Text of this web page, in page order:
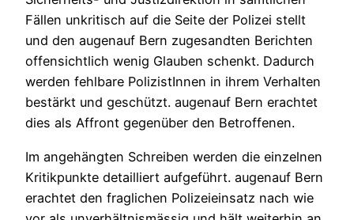
Fällen unkritisch auf die Seite der Polizei stellt
und den augenauf Bern zugesandten Berichten
offensichtlich wenig Glauben schenkt. Dadurch
werden fehlbare PolizistInnen in ihrem Verhalten
bestärkt und geschützt. augenauf Bern erachtet
dies als Affront gegenüber den Betroffenen.
Im angehängten Schreiben werden die einzelnen
Kritikpunkte detailliert aufgeführt. augenauf Bern
erachtet den fraglichen Polizeieinsatz nach wie